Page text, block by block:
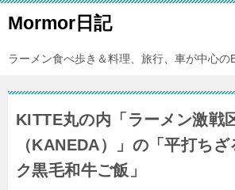
Mormor日記
ラーメン食べ歩き＆料理、旅行、車が中心の
KITTE丸の内「ラーメン激戦
（KANEDA）」の「平打ち
ク黒毛和牛ご飯」